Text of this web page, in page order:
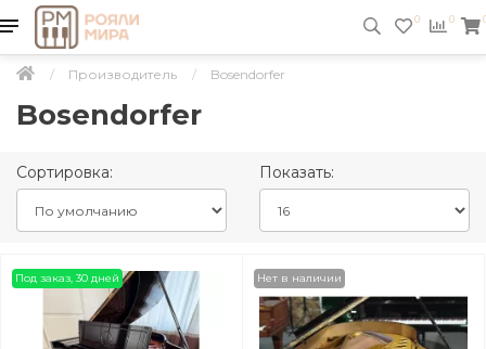
0 0
Производитель Bosendorfer
Bosendorfer
Сортировка: Показать:
Под заказ, 30 дней Нет в наличии